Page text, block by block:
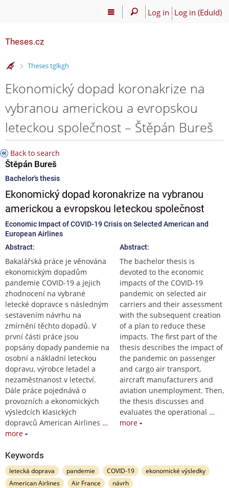
Log in Log in (EduId)
Theses.cz
>
Theses tglkgh
Ekonomický dopad koronakrize na
vybranou americkou a evropskou
leteckou společnost – Štěpán Bureš
Back to search
Štěpán Bureš
Bachelor's thesis
Ekonomický dopad koronakrize na vybranou
americkou a evropskou leteckou společnost
Economic Impact of COVID-19 Crisis on Selected American and
European Airlines
Abstract:
Bakalářská práce je věnována
ekonomickým dopadům
pandemie COVID-19 a jejich
zhodnocení na vybrané
letecké dopravce s následným
sestavením návrhu na
zmírnění těchto dopadů. V
první části práce jsou
popsány dopady pandemie na
osobní a nákladní leteckou
dopravu, výrobce letadel a
nezaměstnanost v letectví.
Dále práce pojednává o
provozních a ekonomických
výsledcích klasických
dopravců American Airlines …
more
Abstract:
The bachelor thesis is
devoted to the economic
impacts of the COVID-19
pandemic on selected air
carriers and their assessment
with the subsequent creation
of a plan to reduce these
impacts. The first part of the
thesis describes the impact of
the pandemic on passenger
and cargo air transport,
aircraft manufacturers and
aviation unemployment. Then,
the thesis discusses and
evaluates the operational …
more
Keywords
letecká doprava pandemie COVID-19
ekonomické výsledky
American Airlines
Air France návrh